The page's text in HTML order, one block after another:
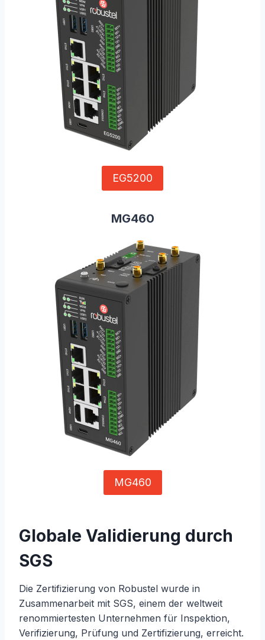
EG5200
MG460
MG460
Globale Validierung durch
SGS
Die Zertifizierung von Robustel wurde in
Zusammenarbeit mit SGS, einem der weltweit
renommiertesten Unternehmen für Inspektion,
Verifizierung, Prüfung und Zertifizierung, erreicht.